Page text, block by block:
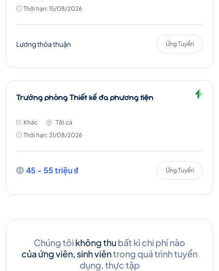
Thời hạn: 15/08/2026
Lương thỏa thuận Ứng Tuyển
Trưởng phòng Thiết kế đa phương tiện
Khác
Tất cả
Thời hạn: 31/08/2026
45 - 55 triệu ₫ Ứng Tuyển
Chúng tôi không thubất kì chi phí nào
của ứng viên, sinh viêntrong quá trình tuyển
dụng, thực tập